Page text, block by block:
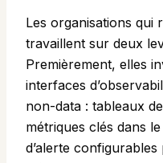
Les organisations qui
travaillent sur deux
Premièrement, elles
interfaces
non-data : tableaux
métriques clés dans
d’alerte